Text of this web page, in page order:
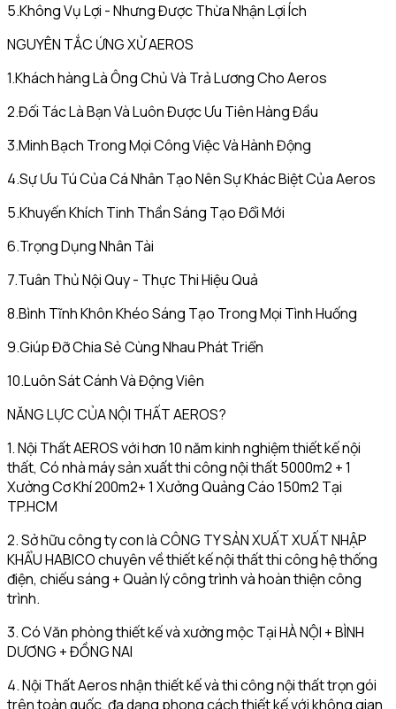
5.Không Vụ Lợi - Nhưng Được Thừa Nhận Lợi Ích
NGUYÊN TẮC ỨNG XỬ AEROS
1.Khách hàng Là Ông Chủ Và Trả Lương Cho Aeros
2.Đối Tác Là Bạn Và Luôn Được Ưu Tiên Hàng Đầu
3.Minh Bạch Trong Mọi Công Việc Và Hành Động
4.Sự Ưu Tú Của Cá Nhân Tạo Nên Sự Khác Biệt Của Aeros
5.Khuyến Khích Tinh Thần Sáng Tạo Đổi Mới
6.Trọng Dụng Nhân Tài
7.Tuân Thủ Nội Quy - Thực Thi Hiệu Quả
8.Bình Tĩnh Khôn Khéo Sáng Tạo Trong Mọi Tình Huống
9.Giúp Đỡ Chia Sẻ Cùng Nhau Phát Triển
10.Luôn Sát Cánh Và Động Viên
NĂNG LỰC CỦA NỘI THẤT AEROS?
1. Nội Thất AEROS với hơn 10 năm kinh nghiệm thiết kế nội
thất, Có nhà máy sản xuất thi công nội thất 5000m2 + 1
Xưởng Cơ Khí 200m2+ 1 Xưởng Quảng Cáo 150m2 Tại
TP.HCM
2. Sở hữu công ty con là CÔNG TY SẢN XUẤT XUẤT NHẬP
KHẨU HABICO chuyên về thiết kế nội thất thi công hệ thống
điện, chiếu sáng + Quản lý công trình và hoàn thiện công
trình.
3. Có Văn phòng thiết kế và xưởng mộc Tại HÀ NỘI + BÌNH
DƯƠNG + ĐỒNG NAI
4. Nội Thất Aeros nhận thiết kế và thi công nội thất trọn gói
trên toàn quốc, đa dạng phong cách thiết kế với không gian